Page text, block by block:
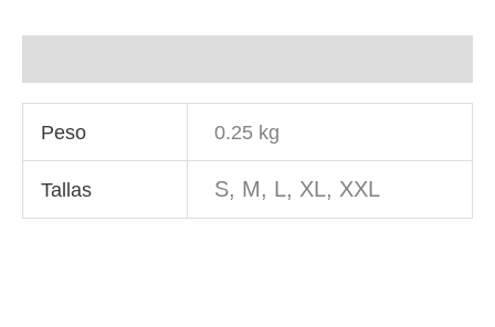
Peso 0.25 kg
Tallas S, M, L, XL, XXL